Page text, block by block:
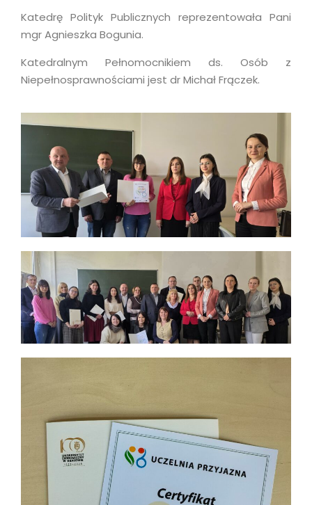
Katedrę Polityk Publicznych reprezentowała Pani
mgr Agnieszka Bogunia.
Katedralnym Pełnomocnikiem ds. Osób z
Niepełnosprawnościami jest dr Michał Frączek.